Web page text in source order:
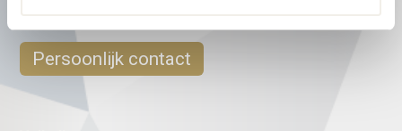
Persoonlijk contact